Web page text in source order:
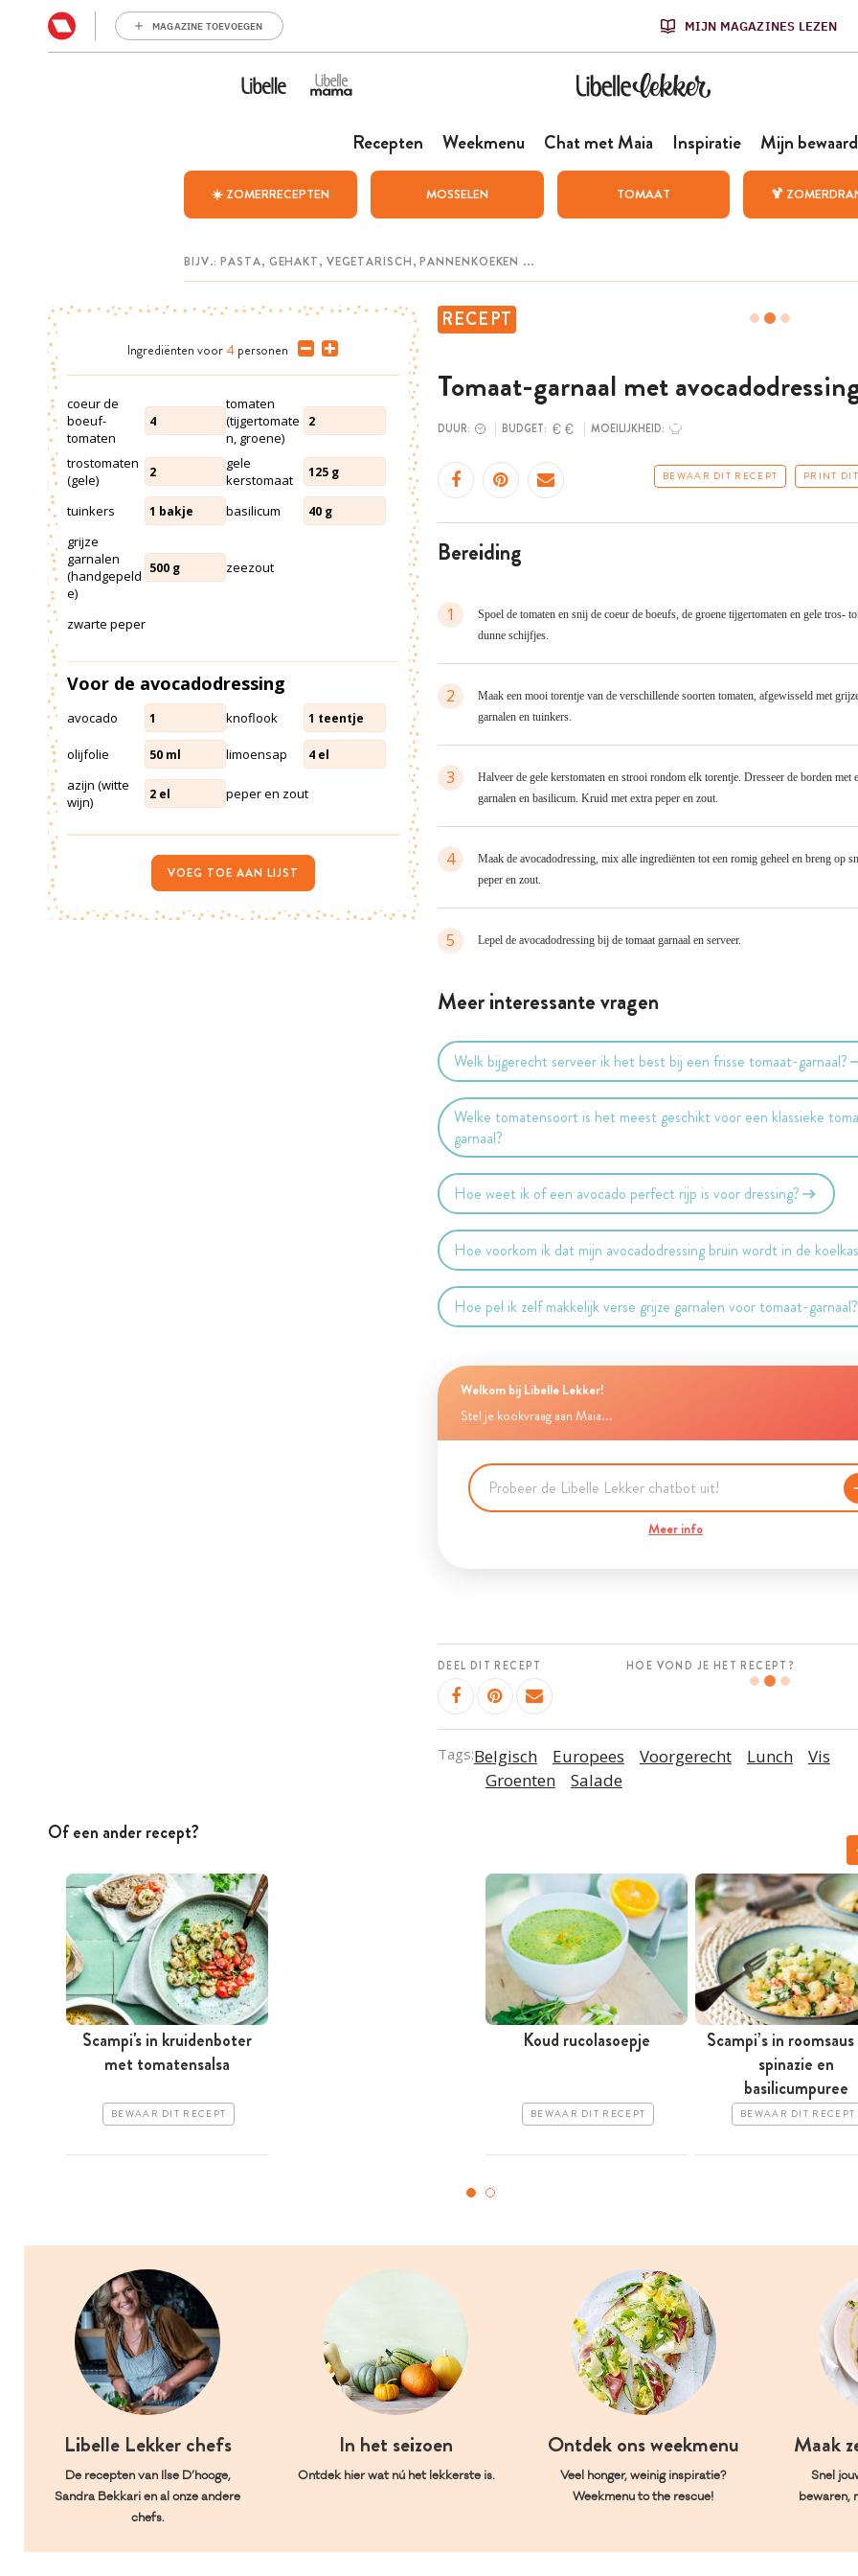
MAGAZINE TOEVOEGEN MIJN MAGAZINES LEZEN
Recepten Weekmenu Chat met Maia Inspiratie Mijn
☀️ ZOMERRECEPTEN MOSSELEN TOMAAT 🍹
RECEPT
Tomaat-garnaal met
DUUR: BUDGET: MOEILIJKHEID:
BEWAAR DIT RECEPT PRINT
bereiding
1
Spoel de tomaten en snij de coeur de boeufs, de groene tijgertomaten en gele tros-
dunne schijfjes.
2
Maak een mooi torentje van de verschillende soorten tomaten, afgewisseld met
garnalen en tuinkers.
3
Halveer de gele kerstomaten en strooi rondom elk torentje. Dresseer de borden met
garnalen en basilicum. Kruid met extra peper en zout.
4
Maak de avocadodressing, mix alle ingrediënten tot een romig geheel en breng op
peper en zout.
5 Lepel de avocadodressing bij de tomaat garnaal en serveer.
Meer interessante vragen
Welk bijgerecht serveer ik het best bij een frisse tomaat-garnaal?
Welke tomatensoort is het meest geschikt voor een klassieke
garnaal?
Hoe weet ik of een avocado perfect rijp is voor dressing?
Hoe voorkom ik dat mijn avocadodressing bruin wordt in de
Hoe pel ik zelf makkelijk verse grijze garnalen voor tomaat-garnaal?
Welkom bij Libelle Lekker!
Stel je kookvraag aan Maia...
Meer info
DEEL DIT RECEPT HOE VOND JE HET RECEPT?
Tags:Belgisch Europees Voorgerecht Lunch
Vis
Groenten
Salade
Ingrediënten voor 4 personen
coeur de
boeuf-
tomaten
4
tomaten
(tijgertomate
n, groene)
2
trostomaten
(gele)
2
gele
kerstomaat
125 g
tuinkers 1 bakje basilicum 40 g
grijze
garnalen
(handgepeld
e)
500 g zeezout
zwarte peper
Voor de avocadodressing
avocado 1 knoflook 1 teentje
olijfolie 50 ml limoensap 4 el
azijn (witte
wijn)
2 el peper en zout
VOEG TOE AAN LIJST
Of een ander recept?
Scampi's in kruidenboter
met tomatensalsa
BEWAAR DIT RECEPT
Koud rucolasoepje
BEWAAR DIT RECEPT
Scampi’s in
spinazie en
basilicumpuree
BEWAAR DIT RECEPT
Libelle Lekker chefs
De recepten van Ilse D’hooge,
Sandra Bekkari en al onze andere
chefs.
In het seizoen
Ontdek hier wat nú het lekkerste is.
Ontdek ons weekmenu
Veel honger, weinig inspiratie?
Weekmenu to the rescue!
Maak
Snel
bewaren,